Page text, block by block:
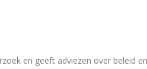
en geeft adviezen over beleid